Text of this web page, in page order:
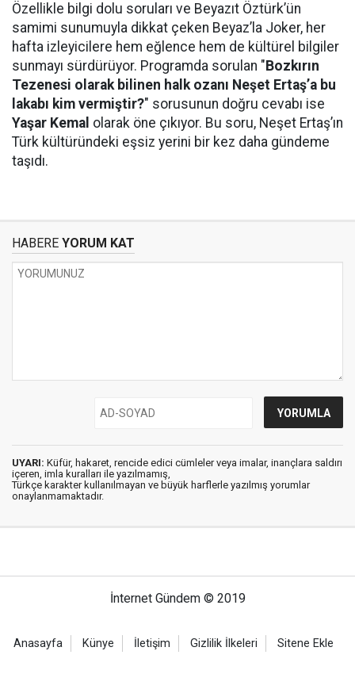
Özellikle bilgi dolu soruları ve Beyazıt Öztürk’ün
samimi sunumuyla dikkat çeken Beyaz’la Joker, her
hafta izleyicilere hem eğlence hem de kültürel bilgiler
sunmayı sürdürüyor. Programda sorulan " Bozkırın
Tezenesi olarak bilinen halk ozanı Neşet Ertaş’a bu
lakabı kim vermiştir?" sorusunun doğru cevabı ise
Yaşar Kemal olarak öne çıkıyor. Bu soru, Neşet Ertaş’ın
Türk kültüründeki eşsiz yerini bir kez daha gündeme
taşıdı.
HABERE YORUM KAT
UYARI: Küfür, hakaret, rencide edici cümleler veya imalar, inançlara saldırı
içeren, imla kuralları ile yazılmamış,
Türkçe karakter kullanılmayan ve büyük harflerle yazılmış yorumlar
onaylanmamaktadır.
İnternet Gündem © 2019
Anasayfa Künye İletişim Gizlilik İlkeleri Sitene Ekle